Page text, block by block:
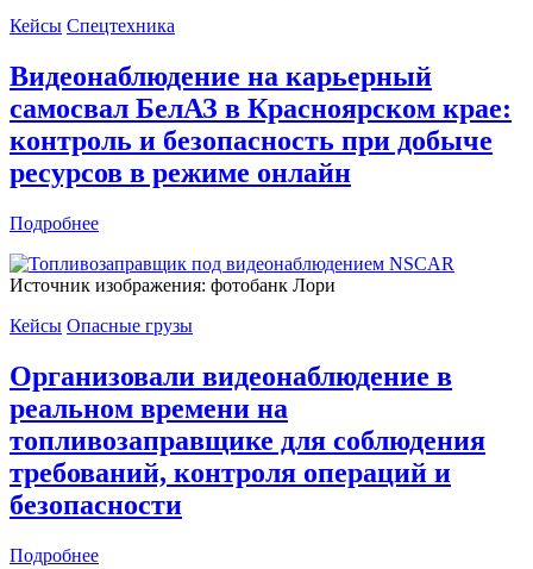
Кейсы Спецтехника
Видеонаблюдение на карьерный
самосвал БелАЗ в Красноярском крае:
контроль и безопасность при добыче
ресурсов в режиме онлайн
Подробнее
Источник изображения: фотобанк Лори
Кейсы Опасные грузы
Организовали видеонаблюдение в
реальном времени на
топливозаправщике для соблюдения
требований, контроля операций и
безопасности
Подробнее